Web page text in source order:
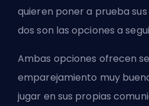
quieren poner a prueba
dos son las opciones a
Ambas opciones ofrecen
emparejamiento muy
jugar en sus propias